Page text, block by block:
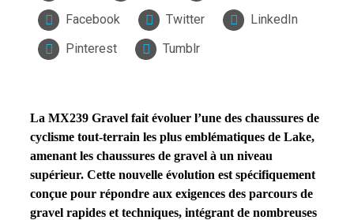
Facebook Twitter
LinkedIn
Pinterest
Tumblr
La MX239 Gravel fait évoluer l’une des chaussures de
cyclisme tout-terrain les plus emblématiques de Lake,
amenant les chaussures de gravel à un niveau
supérieur. Cette nouvelle évolution est spécifiquement
conçue pour répondre aux exigences des parcours de
gravel rapides et techniques, intégrant de nombreuses